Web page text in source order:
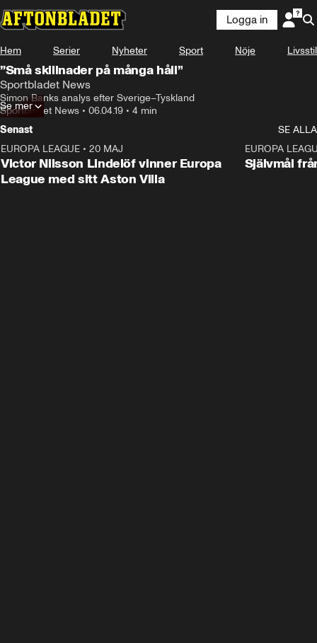
Logga in
Hem Serier Nyheter Sport Nöje Livsstil
”Små skillnader på många håll”
Sportbladet News
Simon Banks analys efter Sverige–Tyskland
Sportbladet News • 06.04.19 • 4 min
Se mer
Senast
SE ALLA
EUROPA LEAGUE • 20 MAJ
Victor Nilsson Lindelöf vinner Europa
League med sitt Aston Villa
EUROPA
Självmål